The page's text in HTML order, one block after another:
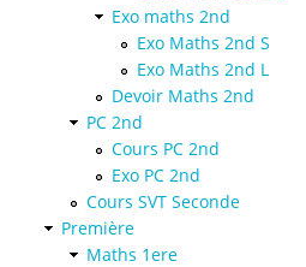
Exo maths 2nd
Exo Maths 2nd S
Exo Maths 2nd L
Devoir Maths 2nd
PC 2nd
Cours PC 2nd
Exo PC 2nd
Cours SVT Seconde
Première
Maths 1ere